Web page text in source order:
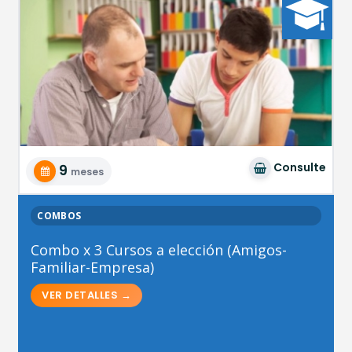
9 meses Consulte
COMBOS
Combo x 3 Cursos a elección (Amigos-
Familiar-Empresa)